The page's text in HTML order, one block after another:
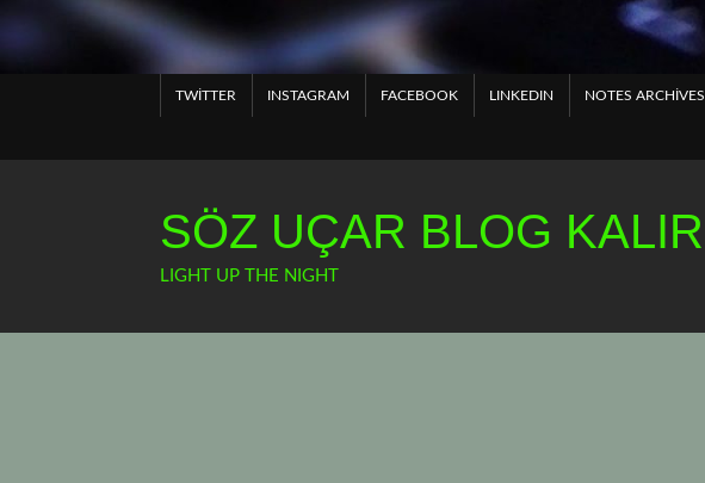
TWITTER INSTAGRAM FACEBOOK LINKEDIN NOTES ARCHIVES
SÖZ UÇAR BLOG KALIR
LIGHT UP THE NIGHT